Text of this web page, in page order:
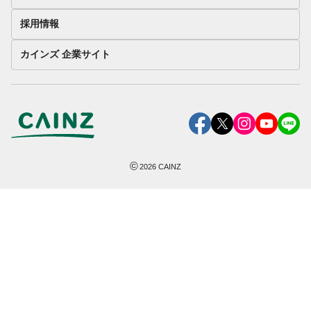
採用情報
カインズ 企業サイト
©2026 CAINZ